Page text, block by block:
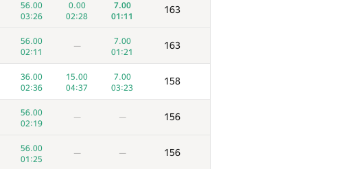
56.00
03:26
0.00
02:28
7.00
01:11
163
56.00
02:11
—
7.00
01:21
163
36.00
02:36
15.00
04:37
7.00
03:23
158
56.00
02:19
— — 156
56.00
01:25
— — 156